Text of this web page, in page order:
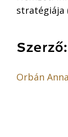
stratégiája
Szerző:
Orbán Anna